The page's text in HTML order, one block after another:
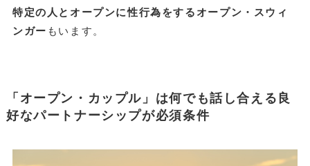
特定の人とオープンに性行為をするオープン・スウィ
ンガー もいます。
「オープン・カップル」は何でも話し合える良
好なパートナーシップが必須条件